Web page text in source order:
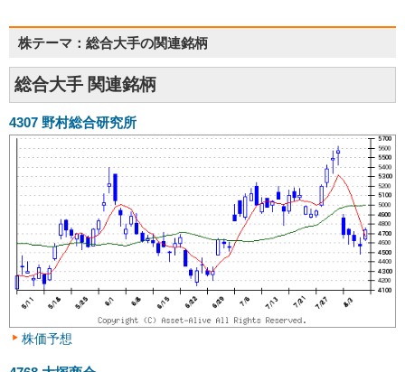
株テーマ：総合大手の関連銘柄
総合大手 関連銘柄
4307 野村総合研究所
株価予想